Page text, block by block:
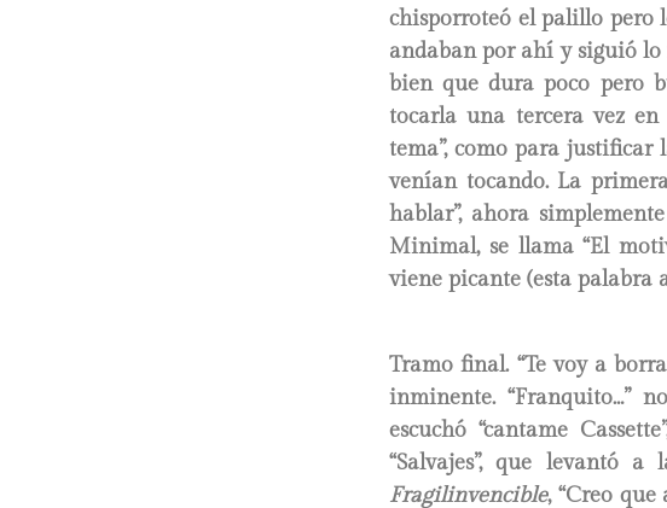
chisporroteó el palillo pero
andaban por ahí y siguió lo
bien que dura poco pero
tocarla una tercera vez en
tema”, como para justificar
venían tocando. La
hablar”, ahora
Minimal, se llama “El
viene picante (esta palabra
Tramo final. “Te voy a
inminente. “Franquito…”
escuchó “cantame
“Salvajes”, que levantó
Fragilinvencible, “Creo